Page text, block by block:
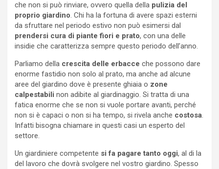
che non si può rinviare, ovvero quella della pulizia del
proprio giardino. Chi ha la fortuna di avere spazi esterni
da sfruttare nel periodo estivo non può esimersi dal
prendersi cura di piante fiori e prato, con una delle
insidie che caratterizza sempre questo periodo dell’anno.
Parliamo della crescita delle erbacce che possono dare
enorme fastidio non solo al prato, ma anche ad alcune
aree del giardino dove è presente ghiaia o zone
calpestabili non adibite al giardinaggio. Si tratta di una
fatica enorme che se non si vuole portare avanti, perché
non si è capaci o non si ha tempo, si rivela anche costosa.
Infatti bisogna chiamare in questi casi un esperto del
settore.
Un giardiniere competente si fa pagare tanto oggi, al di la
del lavoro che dovrà svolgere nel vostro giardino. Spesso